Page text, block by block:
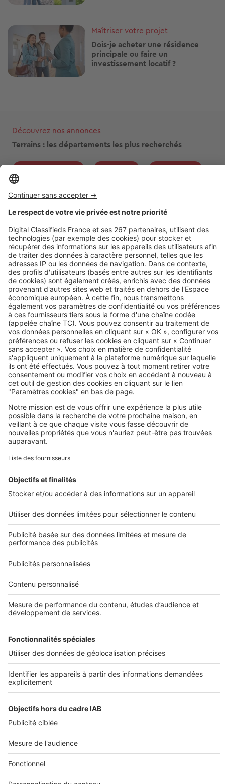
Image
Maîtriser votre projet
Dois-je acheter une résidence
principale ou faire un
investissement locatif ?
Découvrez nos annonces
Terrains : les départements les plus recherchés
Seine-et-Marne Gironde
Dordogne
Oise
Haute-Garonne
Eure
Pas-de-Calais Essonne
Voir toutes les annonces de terrains en France
SeLoger c'est aussi
Retrouvez-nous sur ...
L'ENTREPRISE
Qui sommes-nous ?
Nous contacter
Nous recrutons
NOS APPLICATIONS
Découvrez nos applications
SERVICES PRO
Tous nos services pro
Accès client
Mes annonces sur SeLoger
À DÉCOUVRIR
Annuaire des professionnels
Tout l'immobilier
Toutes les villes
Tous les départements
Toutes les régions
SeLoger © 1992 - 2023
Annonces Immobilières
Conditions Générales d'Utilisation